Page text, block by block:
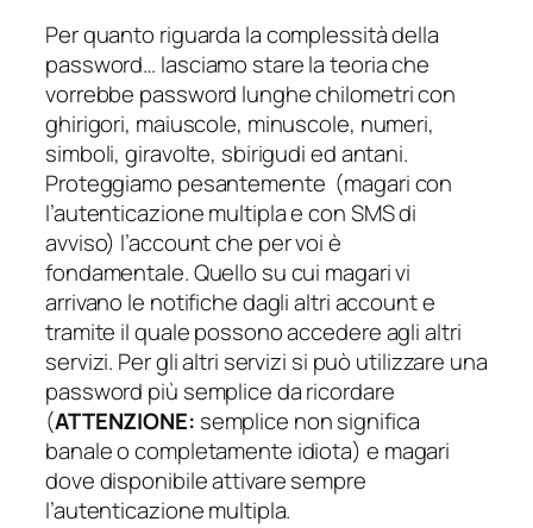
Per quanto riguarda la complessità della
password… lasciamo stare la teoria che
vorrebbe password lunghe chilometri con
ghirigori, maiuscole, minuscole, numeri,
simboli, giravolte, sbirigudi ed antani.
Proteggiamo pesantemente (magari con
l’autenticazione multipla e con SMS di
avviso) l’account che per voi è
fondamentale. Quello su cui magari vi
arrivano le notifiche dagli altri account e
tramite il quale possono accedere agli altri
servizi. Per gli altri servizi si può utilizzare una
password più semplice da ricordare
(ATTENZIONE: semplice non significa
banale o completamente idiota) e magari
dove disponibile attivare sempre
l’autenticazione multipla.